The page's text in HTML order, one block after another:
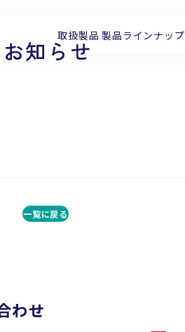
取扱製品 製品ラインナップ
知らせ
一覧に戻る
わせ